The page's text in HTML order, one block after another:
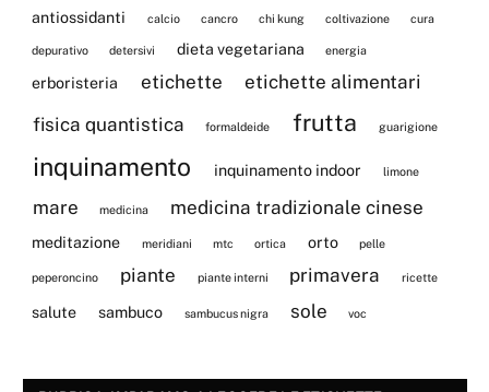
antiossidanti calcio cancro chi kung coltivazione cura
depurativo detersivi dieta vegetariana energia
erboristeria etichette
etichette alimentari
fisica quantistica
formaldeide frutta guarigione
inquinamento inquinamento indoor limone
mare medicina medicina tradizionale cinese
meditazione meridiani mtc ortica orto pelle
peperoncino piante piante interni primavera ricette
salute sambuco sambucus nigra sole voc